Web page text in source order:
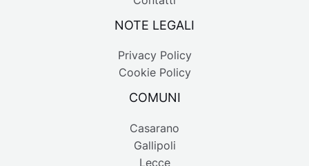
NOTE LEGALI
Privacy Policy
Cookie Policy
COMUNI
Casarano
Gallipoli
Lecce